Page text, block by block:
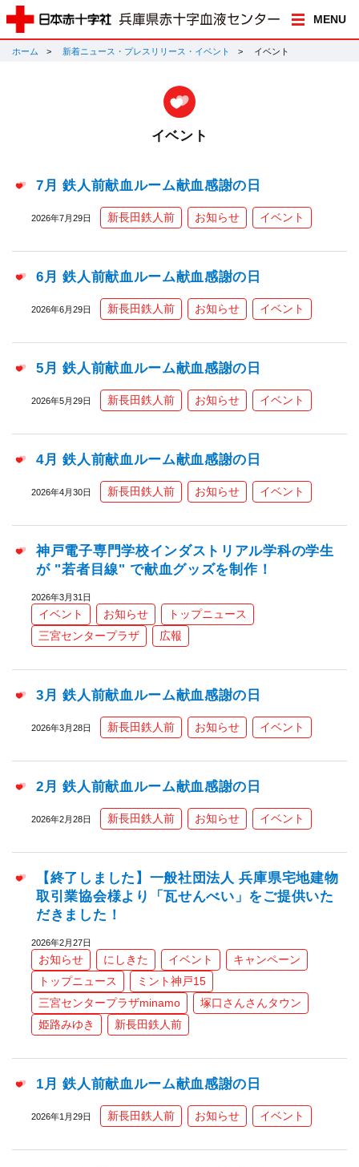
MENU
ホーム 新着ニュース・プレスリリース・イベント イベント
イベント
7月 鉄人前献血ルーム献血感謝の日
2026年7月29日 新長田鉄人前 お知らせ イベント
6月 鉄人前献血ルーム献血感謝の日
2026年6月29日 新長田鉄人前 お知らせ イベント
5月 鉄人前献血ルーム献血感謝の日
2026年5月29日 新長田鉄人前 お知らせ イベント
4月 鉄人前献血ルーム献血感謝の日
2026年4月30日 新長田鉄人前 お知らせ イベント
神戸電子専門学校インダストリアル学科の学生
が "若者目線" で献血グッズを制作！
2026年3月31日
イベント お知らせ
トップニュース
三宮センタープラザ
広報
3月 鉄人前献血ルーム献血感謝の日
2026年3月28日 新長田鉄人前 お知らせ イベント
2月 鉄人前献血ルーム献血感謝の日
2026年2月28日 新長田鉄人前 お知らせ イベント
【終了しました】一般社団法人 兵庫県宅地建物
取引業協会様より「瓦せんべい」をご提供いた
だきました！
2026年2月27日
お知らせ にしきた イベント
キャンペーン
トップニュース
ミント神戸15
三宮センタープラザminamo
塚口さんさんタウン
姫路みゆき
新長田鉄人前
1月 鉄人前献血ルーム献血感謝の日
2026年1月29日 新長田鉄人前 お知らせ イベント